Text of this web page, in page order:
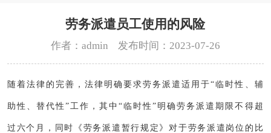
劳务派遣员工使用的风险
作者：admin 发布时间：2023-07-26
随着法律的完善，法律明确要求劳务派遣适用于“临时性、辅
助性、替代性”工作，其中“临时性”明确劳务派遣期限不得超
过六个月，同时《劳务派遣暂行规定》对于劳务派遣岗位的比